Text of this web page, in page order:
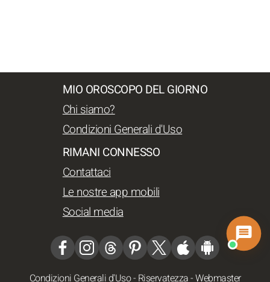
MIO OROSCOPO DEL GIORNO
Chi siamo?
Condizioni Generali d'Uso
RIMANI CONNESSO
Contattaci
Le nostre app mobili
Social media
Condizioni Generali d'Uso- Riservatezza-Webmaster